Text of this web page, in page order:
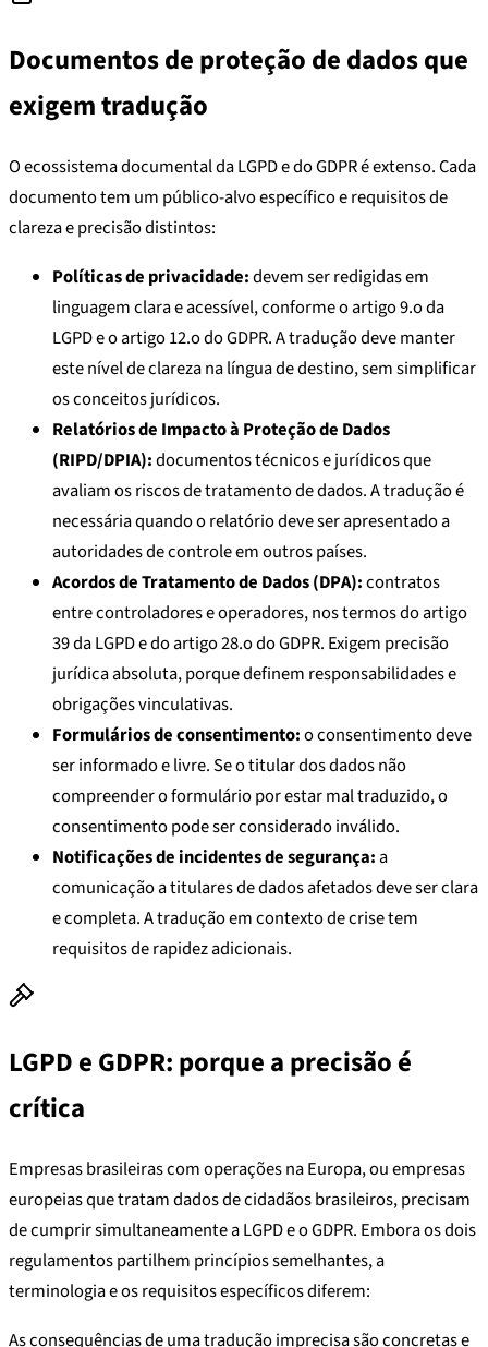
Documentos de proteção de dados que
exigem tradução
O ecossistema documental da LGPD e do GDPR é extenso. Cada
documento tem um público-alvo específico e requisitos de
clareza e precisão distintos:
Políticas de privacidade:devem ser redigidas em
linguagem clara e acessível, conforme o artigo 9.o da
LGPD e o artigo 12.o do GDPR. A tradução deve manter
este nível de clareza na língua de destino, sem simplificar
os conceitos jurídicos.
Relatórios de Impacto à Proteção de Dados
(RIPD/DPIA):documentos técnicos e jurídicos que
avaliam os riscos de tratamento de dados. A tradução é
necessária quando o relatório deve ser apresentado a
autoridades de controle em outros países.
Acordos de Tratamento de Dados (DPA):contratos
entre controladores e operadores, nos termos do artigo
39 da LGPD e do artigo 28.o do GDPR. Exigem precisão
jurídica absoluta, porque definem responsabilidades e
obrigações vinculativas.
Formulários de consentimento:o consentimento deve
ser informado e livre. Se o titular dos dados não
compreender o formulário por estar mal traduzido, o
consentimento pode ser considerado inválido.
Notificações de incidentes de segurança:a
comunicação a titulares de dados afetados deve ser clara
e completa. A tradução em contexto de crise tem
requisitos de rapidez adicionais.
LGPD e GDPR: porque a precisão é
crítica
Empresas brasileiras com operações na Europa, ou empresas
europeias que tratam dados de cidadãos brasileiros, precisam
de cumprir simultaneamente a LGPD e o GDPR. Embora os dois
regulamentos partilhem princípios semelhantes, a
terminologia e os requisitos específicos diferem:
As consequências de uma tradução imprecisa são concretas e